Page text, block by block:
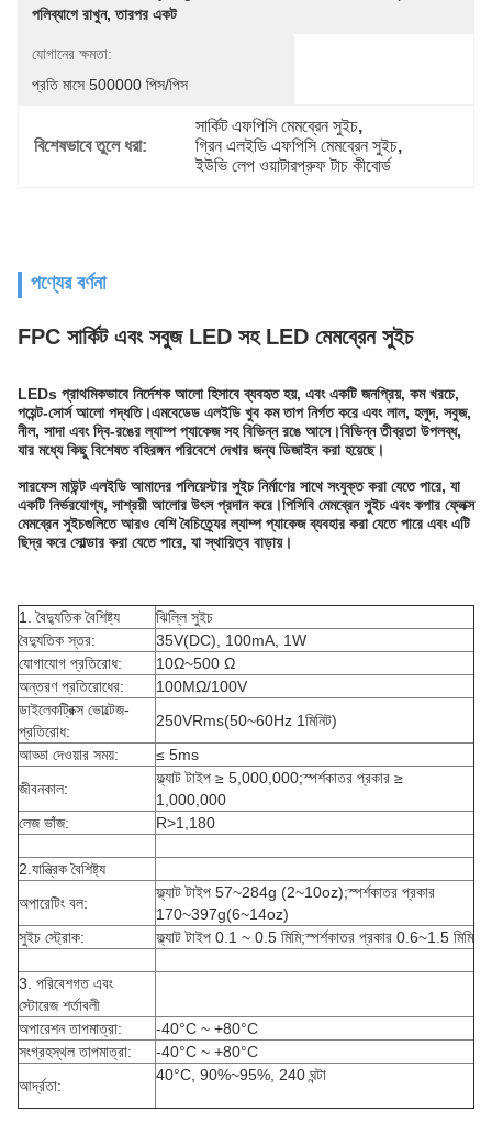
পলিব্যাগে রাখুন, তারপর একট
যোগানের ক্ষমতা:
প্রতি মাসে 500000 পিস/পিস
বিশেষভাবে তুলে ধরা:
সার্কিট এফপিসি মেমব্রেন সুইচ,
গ্রিন এলইডি এফপিসি মেমব্রেন সুইচ,
ইউভি লেপ ওয়াটারপ্রুফ টাচ কীবোর্ড
পণ্যের বর্ণনা
FPC সার্কিট এবং সবুজ LED সহ LED মেমব্রেন সুইচ
LEDs প্রাথমিকভাবে নির্দেশক আলো হিসাবে ব্যবহৃত হয়, এবং একটি জনপ্রিয়, কম খরচে,
পয়েন্ট-সোর্স আলো পদ্ধতি।এমবেডেড এলইডি খুব কম তাপ নির্গত করে এবং লাল, হলুদ, সবুজ,
নীল, সাদা এবং দ্বি-রঙের ল্যাম্প প্যাকেজ সহ বিভিন্ন রঙে আসে।বিভিন্ন তীব্রতা উপলব্ধ,
যার মধ্যে কিছু বিশেষত বহিরঙ্গন পরিবেশে দেখার জন্য ডিজাইন করা হয়েছে।
সারফেস মাউন্ট এলইডি আমাদের পলিয়েস্টার সুইচ নির্মাণের সাথে সংযুক্ত করা যেতে পারে, যা
একটি নির্ভরযোগ্য, সাশ্রয়ী আলোর উৎস প্রদান করে।পিসিবি মেমব্রেন সুইচ এবং কপার ফ্লেক্স
মেমব্রেন সুইচগুলিতে আরও বেশি বৈচিত্র্যের ল্যাম্প প্যাকেজ ব্যবহার করা যেতে পারে এবং এটি
ছিদ্র করে সোল্ডার করা যেতে পারে, যা স্থায়িত্ব বাড়ায়।
1. বৈদ্যুতিক বৈশিষ্ট্য
ঝিল্লি সুইচ
বৈদ্যুতিক স্তর:
35V(DC), 100mA, 1W
যোগাযোগ প্রতিরোধ:
10Ω~500 Ω
অন্তরণ প্রতিরোধের:
100MΩ/100V
ডাইলেকট্রিক্স ভোল্টেজ-
প্রতিরোধ:
250VRms(50~60Hz 1মিনিট)
আড্ডা দেওয়ার সময়:
≤ 5ms
জীবনকাল:
ফ্ল্যাট টাইপ ≥ 5,000,000;স্পর্শকাতর প্রকার ≥
1,000,000
লেজ ভাঁজ:
R>1,180
2.যান্ত্রিক বৈশিষ্ট্য
অপারেটিং বল:
ফ্ল্যাট টাইপ 57~284g (2~10oz);স্পর্শকাতর প্রকার
170~397g(6~14oz)
সুইচ স্ট্রোক:
ফ্ল্যাট টাইপ 0.1 ~ 0.5 মিমি;স্পর্শকাতর প্রকার 0.6~1.5 মিমি
3. পরিবেশগত এবং
স্টোরেজ শর্তাবলী
অপারেশন তাপমাত্রা:
-40°C ~ +80°C
সংগ্রহস্থল তাপমাত্রা:
-40°C ~ +80°C
আর্দ্রতা:
40°C, 90%~95%, 240 ঘন্টা